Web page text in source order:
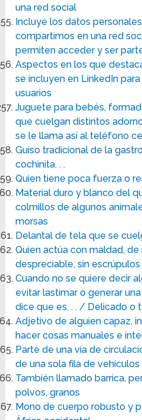
una red social
Incluye los datos
compartimos en una red
permiten acceder y ser
Aspectos en los que
se incluyen en LinkedIn
usuarios
Juguete para bebés,
que cuelgan distintos
se le llama así al teléfono
Guiso tradicional de la
cochinita. . .
Quien tiene poca fuerza o
Material duro y blanco del
colmillos de algunos
morsas
Delantal de tela que se
Quien actúa con maldad,
despreciable, sin escrúpulos
Cuando no se quiere decir
evitar lastimar o generar
dice que es. . . / Delicado o
Adjetivo de alguien capaz,
hacer cosas manuales e
Parte de una vía de
de una sola fila de vehículos
También llamado barrica,
polvos, granos
Mono de cuerpo robusto y